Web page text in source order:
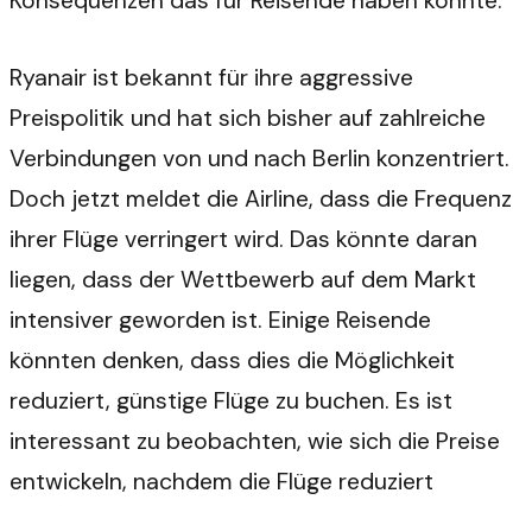
Ryanair ist bekannt für ihre aggressive
Preispolitik und hat sich bisher auf zahlreiche
Verbindungen von und nach Berlin konzentriert.
Doch jetzt meldet die Airline, dass die Frequenz
ihrer Flüge verringert wird. Das könnte daran
liegen, dass der Wettbewerb auf dem Markt
intensiver geworden ist. Einige Reisende
könnten denken, dass dies die Möglichkeit
reduziert, günstige Flüge zu buchen. Es ist
interessant zu beobachten, wie sich die Preise
entwickeln, nachdem die Flüge reduziert